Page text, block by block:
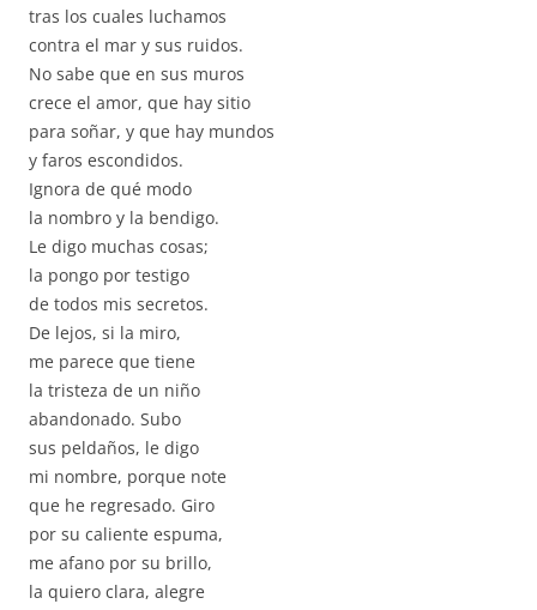
tras los cuales luchamos
contra el mar y sus ruidos.
No sabe que en sus muros
crece el amor, que hay sitio
para soñar, y que hay mundos
y faros escondidos.
Ignora de qué modo
la nombro y la bendigo.
Le digo muchas cosas;
la pongo por testigo
de todos mis secretos.
De lejos, si la miro,
me parece que tiene
la tristeza de un niño
abandonado. Subo
sus peldaños, le digo
mi nombre, porque note
que he regresado. Giro
por su caliente espuma,
me afano por su brillo,
la quiero clara, alegre